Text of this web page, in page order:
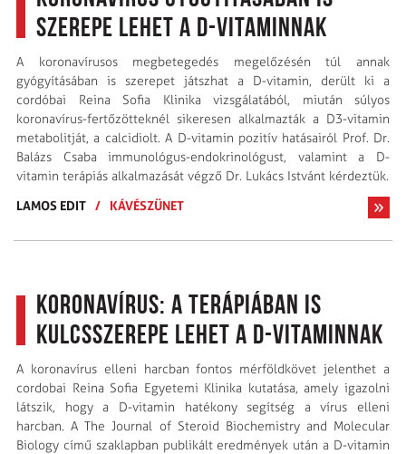
szerepe lehet a D-vitaminnak
A koronavírusos megbetegedés megelőzésén túl annak
gyógyításában is szerepet játszhat a D-vitamin, derült ki a
cordóbai Reina Sofia Klinika vizsgálatából, miután súlyos
koronavírus-fertőzötteknél sikeresen alkalmazták a D3-vitamin
metabolitját, a calcidiolt. A D-vitamin pozitív hatásairól Prof. Dr.
Balázs Csaba immunológus-endokrinológust, valamint a D-
vitamin terápiás alkalmazását végző Dr. Lukács Istvánt kérdeztük.
LAMOS EDIT / KÁVÉSZÜNET
Koronavírus: a terápiában is
kulcsszerepe lehet a D-vitaminnak
A koronavírus elleni harcban fontos mérföldkövet jelenthet a
cordobai Reina Sofia Egyetemi Klinika kutatása, amely igazolni
látszik, hogy a D-vitamin hatékony segítség a vírus elleni
harcban. A The Journal of Steroid Biochemistry and Molecular
Biology című szaklapban publikált eredmények után a D-vitamin